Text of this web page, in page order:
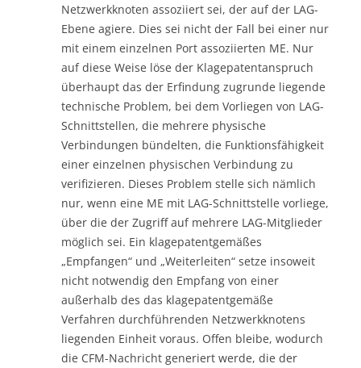
Netzwerkknoten assoziiert sei, der auf der LAG-
Ebene agiere. Dies sei nicht der Fall bei einer nur
mit einem einzelnen Port assoziierten ME. Nur
auf diese Weise löse der Klagepatentanspruch
überhaupt das der Erfindung zugrunde liegende
technische Problem, bei dem Vorliegen von LAG-
Schnittstellen, die mehrere physische
Verbindungen bündelten, die Funktionsfähigkeit
einer einzelnen physischen Verbindung zu
verifizieren. Dieses Problem stelle sich nämlich
nur, wenn eine ME mit LAG-Schnittstelle vorliege,
über die der Zugriff auf mehrere LAG-Mitglieder
möglich sei. Ein klagepatentgemäßes
„Empfangen“ und „Weiterleiten“ setze insoweit
nicht notwendig den Empfang von einer
außerhalb des das klagepatentgemäße
Verfahren durchführenden Netzwerkknotens
liegenden Einheit voraus. Offen bleibe, wodurch
die CFM-Nachricht generiert werde, die der